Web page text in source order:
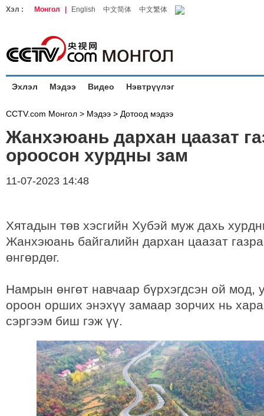
Хэл : Монгол English 中文简体 中文繁体
Эхлэл Мэдээ Видео Нэвтрүүлэг
CCTV.com Монгол > Мэдээ > Дотоод мэдээ
Жанхэюань дархан цаазат
ороосон хурдны зам
11-07-2023 14:48
Хятадын төв хэсгийн Хубэй муж дахь
Жанхэюань байгалийн дархан цаазат
өнгөрдөг.
Намрын өнгөт навчаар бүрхэгдсэн ой мод,
ороон орших энэхүү замаар зорчих нь
сэргээм биш гэж үү.